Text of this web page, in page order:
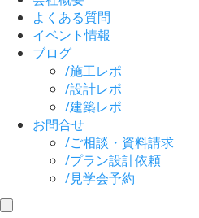
よくある質問
イベント情報
ブログ
/施工レポ
/設計レポ
/建築レポ
お問合せ
/ご相談・資料請求
/プラン設計依頼
/見学会予約
toggle